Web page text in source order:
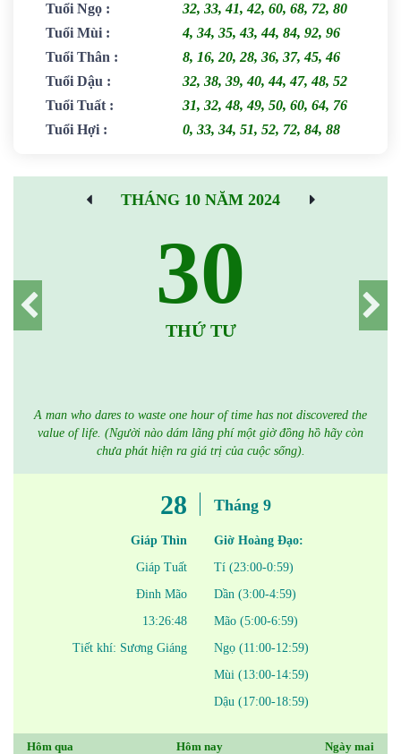
Tuổi Ngọ :
32, 33, 41, 42, 60, 68, 72, 80
Tuổi Mùi :
4, 34, 35, 43, 44, 84, 92, 96
Tuổi Thân :
8, 16, 20, 28, 36, 37, 45, 46
Tuổi Dậu :
32, 38, 39, 40, 44, 47, 48, 52
Tuổi Tuất :
31, 32, 48, 49, 50, 60, 64, 76
Tuổi Hợi : 0, 33, 34, 51, 52, 72, 84, 88
THÁNG 10 NĂM 2024
30
THỨ TƯ
A man who dares to waste one hour of time has not discovered the
value of life. (Người nào dám lãng phí một giờ đồng hồ hãy còn
chưa phát hiện ra giá trị của cuộc sống).
28
Giáp Thìn
Giáp Tuất
Đinh Mão
13:26:48
Tiết khí: Sương Giáng
Tháng 9
Giờ Hoàng Đạo:
Tí (23:00-0:59)
Dần (3:00-4:59)
Mão (5:00-6:59)
Ngọ (11:00-12:59)
Mùi (13:00-14:59)
Dậu (17:00-18:59)
Hôm qua Hôm nay Ngày mai